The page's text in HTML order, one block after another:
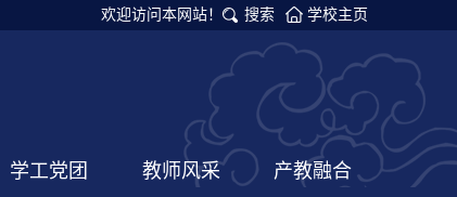
欢迎访问本网站！ 搜索 学校主页
学工党团 教师风采 产教融合